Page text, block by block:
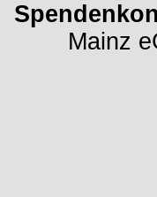
Mainz